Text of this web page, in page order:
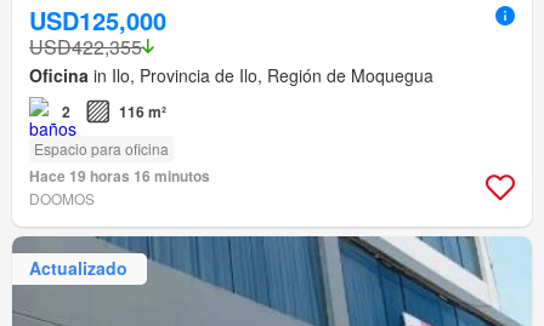
USD125,000
USD422,355
Oficina in Ilo, Provincia de Ilo, Región de Moquegua
2 116 m²
Espacio para oficina
Hace 19 horas 16 minutos
DOOMOS
Actualizado